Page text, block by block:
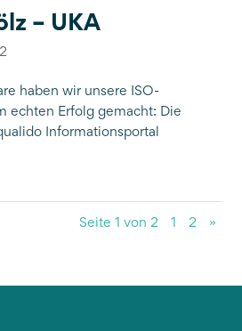
– UKA
haben wir unsere ISO-
echten Erfolg gemacht: Die
Informationsportal
Seite 1 von 2 1 2 »